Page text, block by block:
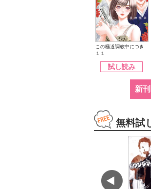
この極道調教中につき
１１
試し読み
新
無料試